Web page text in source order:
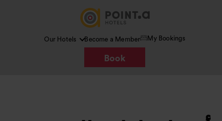
Our Hotels Become a Member My Bookings
Book